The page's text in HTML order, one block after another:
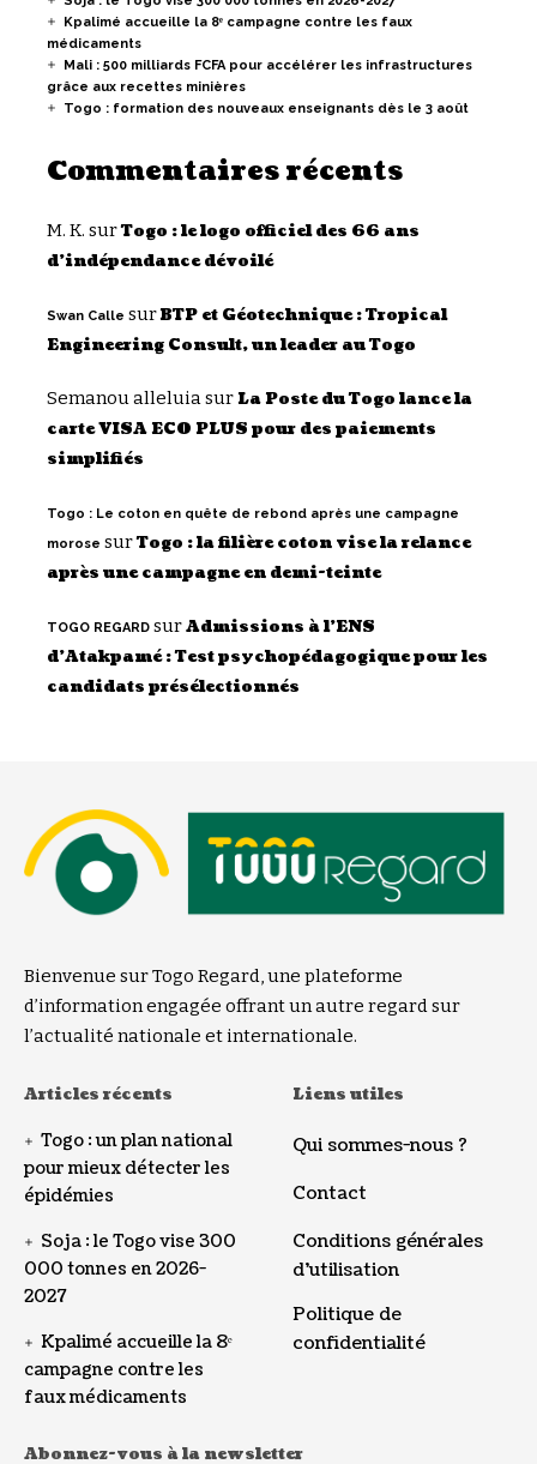
Kpalimé accueille la 8ᵉ campagne contre les faux
médicaments
Mali : 500 milliards FCFA pour accélérer les infrastructures
grâce aux recettes minières
Togo : formation des nouveaux enseignants dès le 3 août
Commentaires récents
M. K. surTogo : le logo officiel des 66 ans
d’indépendance dévoilé
Swan Calle surBTP et Géotechnique : Tropical
Engineering Consult, un leader au Togo
Semanou alleluiasurLa Poste du Togo lance la
carte VISA ECO PLUS pour des paiements
simplifiés
Togo : Le coton en quête de rebond après une campagne
morose surTogo : la filière coton vise la relance
après une campagne en demi-teinte
TOGO REGARD surAdmissions à l’ENS
d’Atakpamé : Test psychopédagogique pour les
candidats présélectionnés
Bienvenue sur Togo Regard, une plateforme
d’information engagée offrant un autre regard sur
l’actualité nationale et internationale.
Articles récents
Togo : un plan national
pour mieux détecter les
épidémies
Soja : le Togo vise 300
000 tonnes en 2026-
2027
Kpalimé accueille la 8ᵉ
campagne contre les
faux médicaments
Liens utiles
Qui sommes-nous ?
Contact
Conditions générales
d’utilisation
Politique de
confidentialité
Abonnez-vous à la newsletter